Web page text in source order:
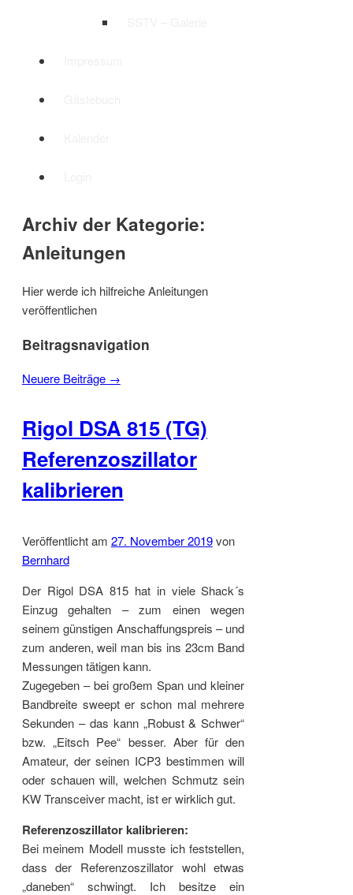
Archiv der Kategorie:
Anleitungen
Hier werde ich hilfreiche Anleitungen
veröffentlichen
Beitragsnavigation
Neuere Beiträge →
Rigol DSA 815 (TG)
Referenzoszillator
kalibrieren
Veröffentlicht am 27. November 2019von
Bernhard
Der Rigol DSA 815 hat in viele Shack´s
Einzug gehalten – zum einen wegen
seinem günstigen Anschaffungspreis – und
zum anderen, weil man bis ins 23cm Band
Messungen tätigen kann.
Zugegeben – bei großem Span und kleiner
Bandbreite sweept er schon mal mehrere
Sekunden – das kann „Robust & Schwer“
bzw. „Eitsch Pee“ besser. Aber für den
Amateur, der seinen ICP3 bestimmen will
oder schauen will, welchen Schmutz sein
KW Transceiver macht, ist er wirklich gut.
Referenzoszillator kalibrieren:
Bei meinem Modell musste ich feststellen,
dass der Referenzoszillator wohl etwas
„daneben“ schwingt. Ich besitze ein